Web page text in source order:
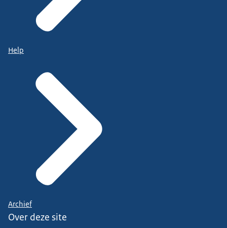
Help
Archief
Over deze site